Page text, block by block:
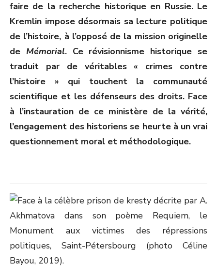
faire de la recherche historique en Russie. Le
Kremlin impose désormais sa lecture politique
de l’histoire, à l’opposé de la mission originelle
de Mémorial. Ce révisionnisme historique se
traduit par de véritables « crimes contre
l’histoire » qui touchent la communauté
scientifique et les défenseurs des droits. Face
à l’instauration de ce ministère de la vérité,
l’engagement des historiens se heurte à un vrai
questionnement moral et méthodologique.